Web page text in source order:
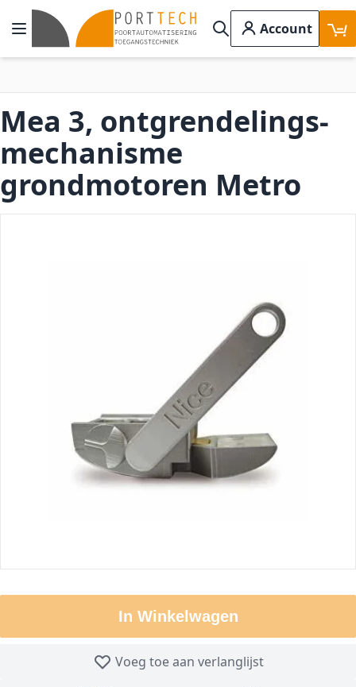
Ga naar de inhoud
Toggle Nav
Search
Account
In Winkelwagen
Voeg toe aan verlanglijst
Mea 3, ontgrendelings-
mechanisme
grondmotoren Metro